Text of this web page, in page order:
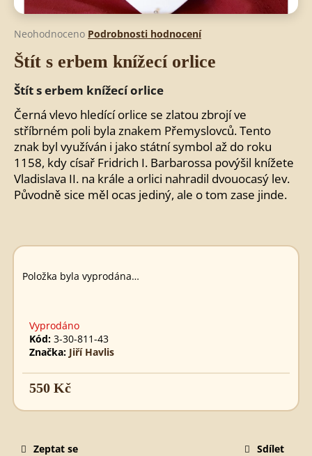
Průměrné
produktu
0,0
z
5
hvězdiček.
Neohodnoceno Podrobnosti hodnocení
Štít s erbem knížecí orlice
Štít s erbem knížecí orlice
Černá vlevo hledící orlice se zlatou zbrojí ve
stříbrném poli byla znakem Přemyslovců. Tento
znak byl využíván i jako státní symbol až do roku
1158, kdy císař Fridrich I. Barbarossa povýšil knížete
Vladislava II. na krále a orlici nahradil dvouocasý lev.
Původně sice měl ocas jediný, ale o tom zase jinde.
Položka byla vyprodána…
Vyprodáno
Kód: 3-30-811-43
Značka: Jiří Havlis
550 Kč
cena:
Zeptat se Sdílet
D
o
p
o
r
u
č
e
MALÝ
560